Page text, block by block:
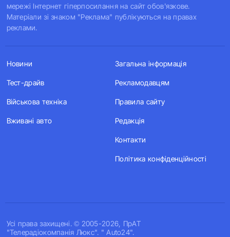
мережі Інтернет гіперпосилання на сайт обов'язкове.
Матеріали зі знаком "Реклама" публікуються на правах
реклами.
Усi права захищенi. © 2005-2026, ПрАТ
"Телерадіокомпанія Люкс". " Auto24".
Новини
Тест-драйв
Військова техніка
Вживані авто
Загальна інформація
Рекламодавцям
Правила сайту
Редакція
Контакти
Політика конфіденційності